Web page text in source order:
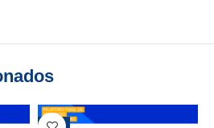
-18%